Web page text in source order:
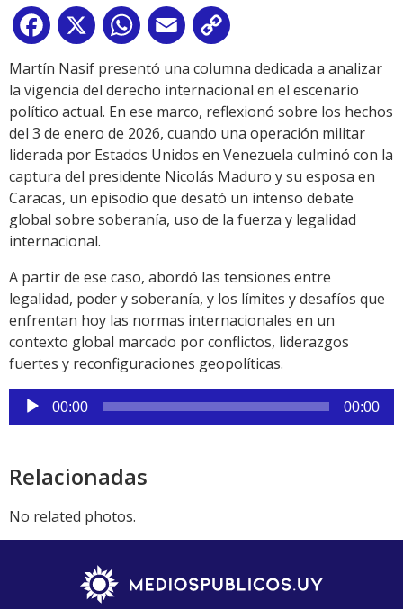
Facebook
X WhatsApp
Email
Link
Martín Nasif presentó una columna dedicada a analizar
la vigencia del derecho internacional en el escenario
político actual. En ese marco, reflexionó sobre los hechos
del 3 de enero de 2026, cuando una operación militar
liderada por Estados Unidos en Venezuela culminó con la
captura del presidente Nicolás Maduro y su esposa en
Caracas, un episodio que desató un intenso debate
global sobre soberanía, uso de la fuerza y legalidad
internacional.
A partir de ese caso, abordó las tensiones entre
legalidad, poder y soberanía, y los límites y desafíos que
enfrentan hoy las normas internacionales en un
contexto global marcado por conflictos, liderazgos
fuertes y reconfiguraciones geopolíticas.
Reproductor
de
00:00 00:00
Relacionadas
No related photos.